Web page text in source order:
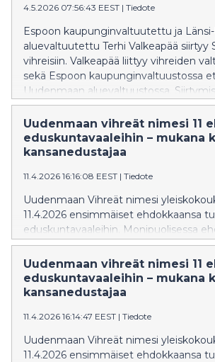
4.5.2026 07:56:43 EEST | Tiedote
Espoon kaupunginvaltuutettu ja
aluevaltuutettu Terhi Valkeapää siirtyy
vihreisiin. Valkeapää liittyy vihreiden
sekä Espoon kaupunginvaltuustossa
Uudenmaan aluevaltuustossa.
luopuu tehtävistään Espoon liikunta- ja
hyvinvointilautakunnan
Uudenmaan yksilöasioiden jaoston
varapuheenjohtajana.
Uudenmaan vihreät nimesi 11
eduskuntavaaleihin – mukana
kansanedustajaa
11.4.2026 16:16:08 EEST | Tiedote
Uudenmaan Vihreät nimesi
11.4.2026 ensimmäiset ehdokkaansa
eduskuntavaaleihin. Monipuolisessa
ovat mukana nykyiset vihreät
kansanedustajat Inka Hopsu, Tiina Elo
sekä vihtiläinen kunnanvaltuutettu
Uudenmaan vihreät nimesi 11
eduskuntavaaleihin – mukana
kansanedustajaa
11.4.2026 16:14:47 EEST | Tiedote
Uudenmaan Vihreät nimesi
11.4.2026 ensimmäiset ehdokkaansa